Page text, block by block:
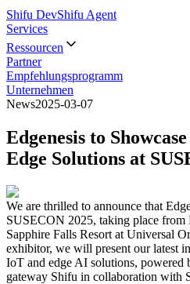
Shifu DevShifu Agent
Services
Ressourcen
Partner
Empfehlungsprogramm
Unternehmen
News2025-03-07
Edgenesis to
Edge Solutions at
We are thrilled to announce that
SUSECON 2025, taking place from
Sapphire Falls Resort at Universal
exhibitor, we will present our latest
IoT and edge AI solutions, powered
gateway Shifu in collaboration with